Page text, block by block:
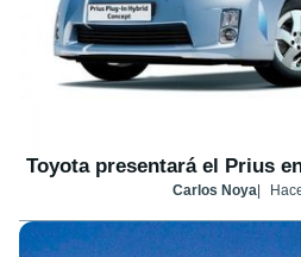
Toyota presentará el Prius
Carlos Noya